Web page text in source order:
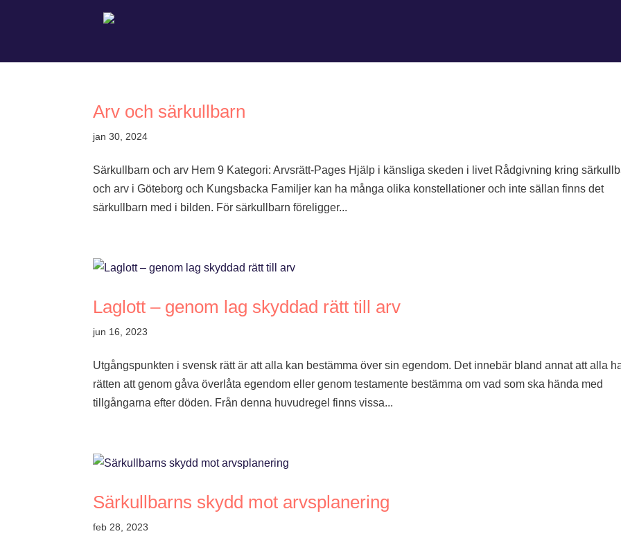
Arv och särkullbarn
jan 30, 2024
Särkullbarn och arv Hem 9 Kategori: Arvsrätt-Pages Hjälp i känsliga skeden i livet Rådgivning kring
och arv i Göteborg och Kungsbacka Familjer kan ha många olika konstellationer och inte sällan finns det
särkullbarn med i bilden. För särkullbarn föreligger...
Laglott – genom lag skyddad rätt till arv
jun 16, 2023
Utgångspunkten i svensk rätt är att alla kan bestämma över sin egendom. Det innebär bland annat att alla
rätten att genom gåva överlåta egendom eller genom testamente bestämma om vad som ska hända med
tillgångarna efter döden. Från denna huvudregel finns vissa...
Särkullbarns skydd mot arvsplanering
feb 28, 2023